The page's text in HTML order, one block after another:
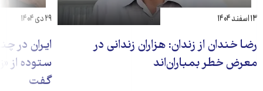
رضا خندان از زندان: هزاران زندانی در
معرض خطر بمباران‌اند
۱۳ اسفند ۱۴۰۴
ایران در
ستوده از
گفت
۲۹ دی ۱۴۰۴